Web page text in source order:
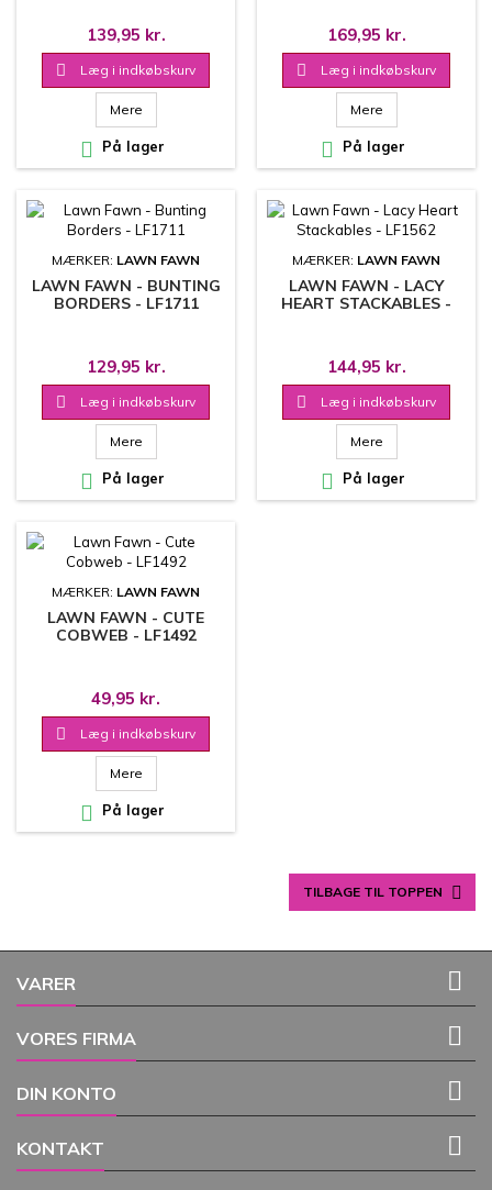
139,95 kr.
 Læg i indkøbskurv
Mere
 På lager
169,95 kr.
 Læg i indkøbskurv
Mere
 På lager
MÆRKER: LAWN FAWN
LAWN FAWN - BUNTING
BORDERS - LF1711
129,95 kr.
 Læg i indkøbskurv
Mere
 På lager
MÆRKER: LAWN FAWN
LAWN FAWN - LACY
HEART STACKABLES -
144,95 kr.
 Læg i indkøbskurv
Mere
 På lager
MÆRKER: LAWN FAWN
LAWN FAWN - CUTE
COBWEB - LF1492
49,95 kr.
 Læg i indkøbskurv
Mere
 På lager
TILBAGE TIL TOPPEN 
VARER 
VORES FIRMA 
DIN KONTO 
KONTAKT 